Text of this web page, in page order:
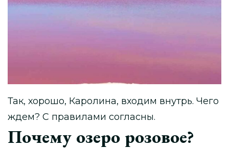
Так, хорошо, Каролина, входим внутрь. Чего
ждем? С правилами согласны.
Почему озеро розовое?